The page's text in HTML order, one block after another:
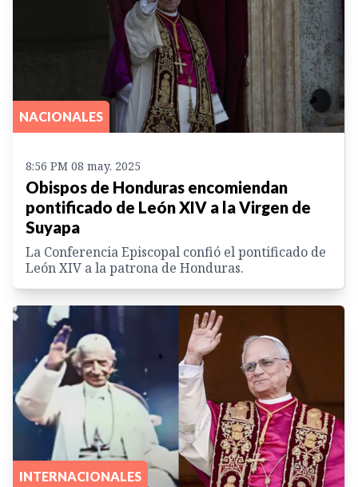
NACIONALES
8:56 PM 08 may. 2025
Obispos de Honduras encomiendan
pontificado de León XIV a la Virgen de
Suyapa
La Conferencia Episcopal confió el pontificado de
León XIV a la patrona de Honduras.
INTERNACIONALES